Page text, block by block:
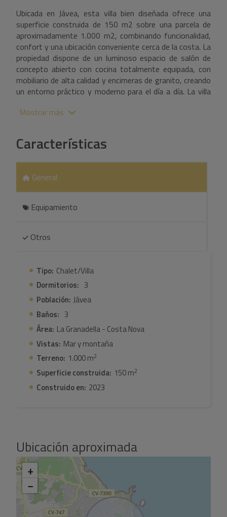
Ubicada en Jávea, esta villa bien diseñada ofrece una
superficie construida de 150 m2 sobre una parcela de
aproximadamente 1.000 m2, combinando funcionalidad,
confort y una ubicación conveniente cerca de la costa. La
propiedad dispone de un luminoso espacio de salón de
concepto abierto con cocina totalmente equipada, con
mobiliario de alta calidad y encimeras de granito, creando
un entorno práctico y moderno para el día a día. La villa
incluye un depósito de agua de 10.000 litros,
están pensadas para el estilo de vida mediterráneo, con
una piscina privada de 10 x 5 m y terrazas alrededor,
antiguo de Jávea, la propiedad ofrece fácil acceso a
restaurantes, servicios y comodidades, manteniendo al
mismo tiempo un entorno residencial tranquilo.
Mostrar más
Características
General
Equipamiento
Otros
Tipo: Chalet/Villa
Dormitorios: 3
Población: Jávea
Baños: 3
Área: La Granadella - Costa Nova
Vistas: Mar y montaña
Terreno: 1.000 m2
Superficie construida: 150 m2
Construido en: 2023
Ubicación aproximada
+
−